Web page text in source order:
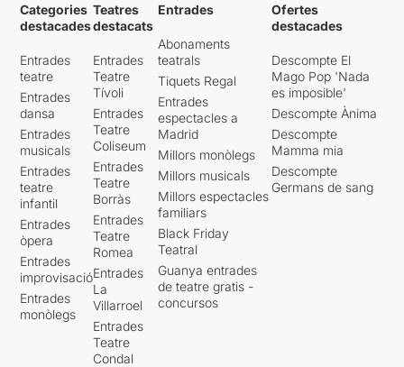
Categories
destacades
Entrades
teatre
Entrades
dansa
Entrades
musicals
Entrades
teatre
infantil
Entrades
òpera
Entrades
improvisació
Entrades
monòlegs
Teatres
destacats
Entrades
Teatre
Tívoli
Entrades
Teatre
Coliseum
Entrades
Teatre
Borràs
Entrades
Teatre
Romea
Entrades
La
Villarroel
Entrades
Teatre
Condal
Entrades
Abonaments
teatrals
Tiquets Regal
Entrades
espectacles a
Madrid
Millors monòlegs
Millors musicals
Millors espectacles
familiars
Black Friday
Teatral
Guanya entrades
de teatre gratis -
concursos
Ofertes
destacades
Descompte El
Mago Pop 'Nada
es imposible'
Descompte Ànima
Descompte
Mamma mia
Descompte
Germans de sang